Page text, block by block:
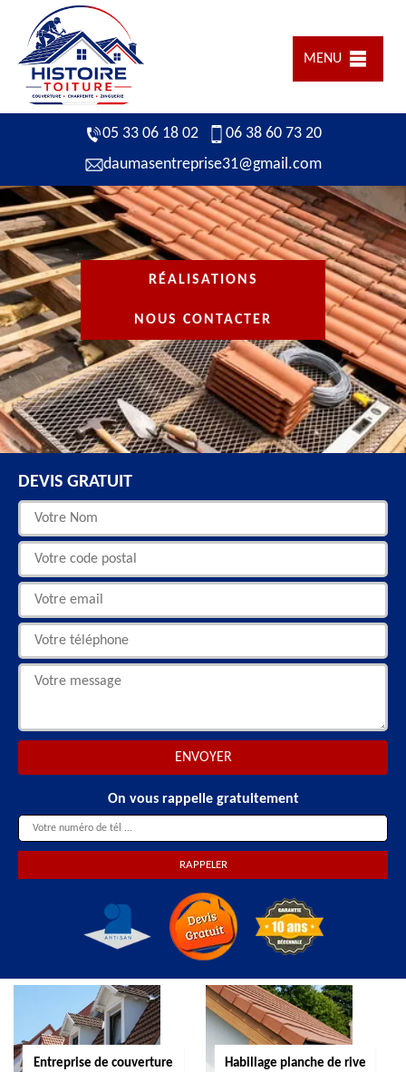
MENU
05 33 06 18 02
06 38 60 73 20
daumasentreprise31@gmail.com
RÉALISATIONS
NOUS CONTACTER
DEVIS GRATUIT
On vous rappelle gratuitement
Entreprise de couverture
Habillage planche de rive